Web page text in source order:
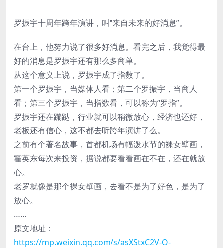
罗振宇十周年跨年演讲，叫“来自未来的好消息”。
在台上，他努力说了很多好消息。看完之后，我觉得最
好的消息是罗振宇还有那么多商单。
从这个意义上说，罗振宇成了指数了。
第一个罗振宇，当媒体人看；第二个罗振宇，当商人
看；第三个罗振宇，当指数看，可以称为“罗指”。
罗振宇还在蹦跶，行业就可以稍微放心，经济也还好，
老板还有信心，这不都去听跨年演讲了么。
之前有个著名故事，首都机场有幅泼水节的裸女壁画，
霍英东每次来投资，据说都要看看画在不在，还在就放
心。
老罗就像是那个裸女壁画，去看不是为了好色，是为了
放心。
……
原文地址：
https://mp.weixin.qq.com/s/asXStxC2V-O-